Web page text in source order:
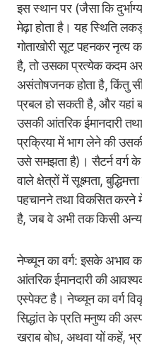
इस स्थान पर (जैसा कि
मेढ़ा होता है। यह स्थिति
गोताखोरी सूट पहनकर
है, तो उसका प्रत्येक कदम
असंतोषजनक होता है, किंतु
प्रबल हो सकती है, और यहां
उसकी आंतरिक ईमानदारी
प्रक्रिया में भाग लेने की
उसे समझता है)। सैटर्न वर्ग
वाले क्षेत्रों में सूक्ष्मता,
पहचानने तथा विकसित करने में
है, जब वे अभी तक किसी अन्य
नेप्च्यून का वर्ग: इसके अभाव
आंतरिक ईमानदारी की
एस्पेक्ट है। नेप्च्यून का वर्ग
सिद्धांत के प्रति मनुष्य की
खराब बोध, अथवा यों कहें,